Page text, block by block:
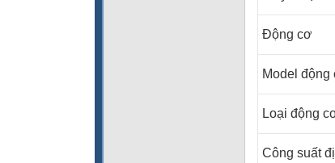
Động cơ
Model động
Loại động
Công suất